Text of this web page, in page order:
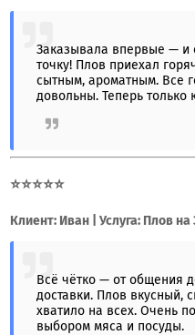
Заказывала впервые — и
точку! Плов приехал
сытным, ароматным. Все
довольны. Теперь только
⭐⭐⭐⭐⭐
Клиент: Иван | Услуга: Плов
Всё чётко — от общения
доставки. Плов вкусный,
хватило на всех. Очень
выбором мяса и посуды.